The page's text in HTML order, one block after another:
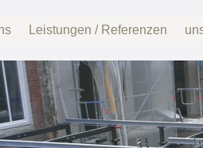
Leistungen / Referenzen